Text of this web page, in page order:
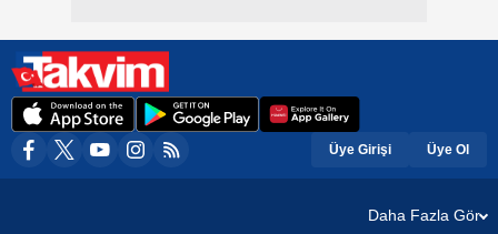
Üye Girişi Üye Ol
Daha Fazla Gör